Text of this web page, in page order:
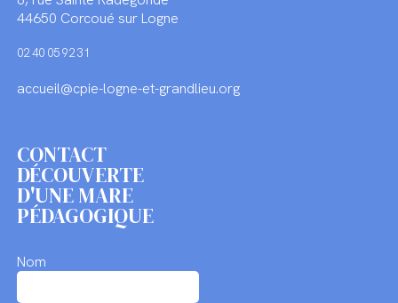
44650 Corcoué sur Logne
02 40 05 92 31
accueil@cpie-logne-et-grandlieu.org
CONTACT
DÉCOUVERTE
D'UNE MARE
PÉDAGOGIQUE
Nom